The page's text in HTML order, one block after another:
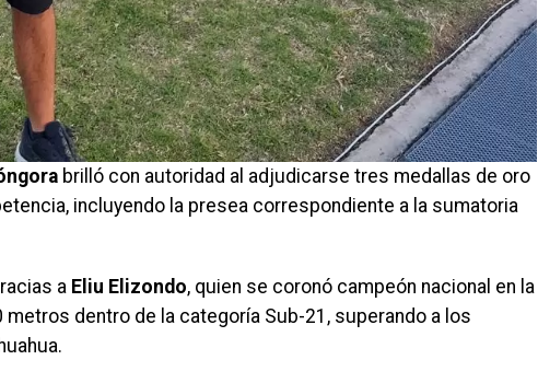
brilló con autoridad al adjudicarse tres medallas de oro
incluyendo la presea correspondiente a la sumatoria
a Eliu Elizondo, quien se coronó campeón nacional en la
metros dentro de la categoría Sub-21, superando a los